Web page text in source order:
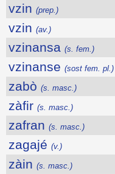
vzin (prep.)
vzin (av.)
vzinansa (s. fem.)
vzinanse (sost fem. pl.)
zabò (s. masc.)
zàfir (s. masc.)
zafran (s. masc.)
zagajé (v.)
zàin (s. masc.)